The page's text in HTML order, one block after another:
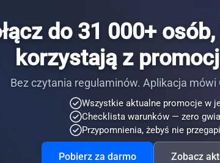
do 31 000+
korzystają z
Bez czytania regulaminów. Aplikacja mówi
Wszystkie aktualne promocje w
Checklista warunków — zero
Przypomnienia, żebyś nie
Pobierz za darmo Zobacz